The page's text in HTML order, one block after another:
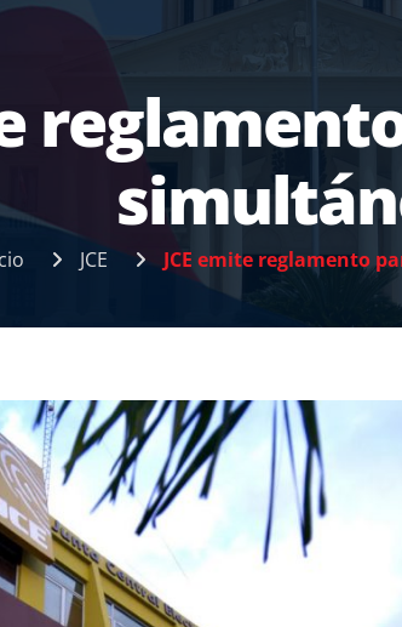
JCE JCE emite reglamento